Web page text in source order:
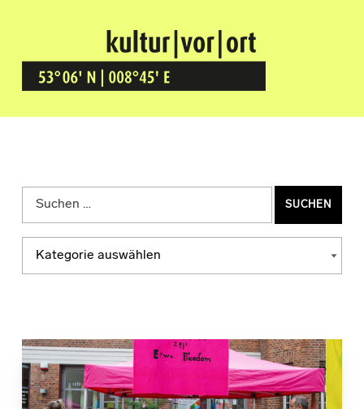
Kultur Vor Ort
BREMEN GRÖPELINGEN
Suchen nach:
KATEGORIEN
Kategorien